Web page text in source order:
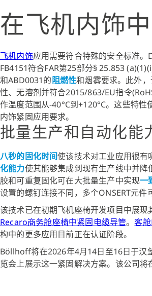
在飞机内饰
飞机内饰应用需要符合特殊的安全标准。
FB4151符合FAR第25部分§ 25.853
和ABD0031的阻燃性和烟雾要求。此外
性、无溶剂并符合2015/863/EU指令
作温度范围从-40°C到+120°C。这些特性
内饰紧固应用要求。
批量生产和自动化能
八秒的固化时间使该技术对工业应用很有
化能力使其能够集成到现有生产线中并降
胶和可重复固化可在大批量生产中实现一
设置的螺钉连接不同，多个ONSERT元件
该技术已在初期飞机座椅开发项目中展现
Recaro商务舱座椅中紧固电缆导管。客
构中的更多应用目前正在认证阶段。
Böllhoff将在2026年4月14日至16日于汉
览会上展示这一紧固解决方案。该公司将